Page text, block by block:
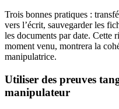
Trois bonnes pratiques :
vers l’écrit, sauvegarder les
les documents par date. Cette
moment venu, montrera la
manipulatrice.
Utiliser des preuves
manipulateur